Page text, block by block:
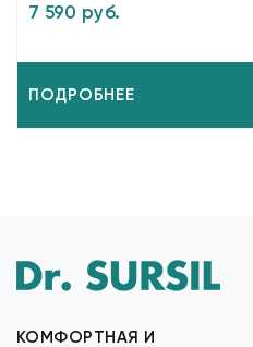
7 590 руб.
ПОДРОБНЕЕ
КОМФОРТНАЯ И